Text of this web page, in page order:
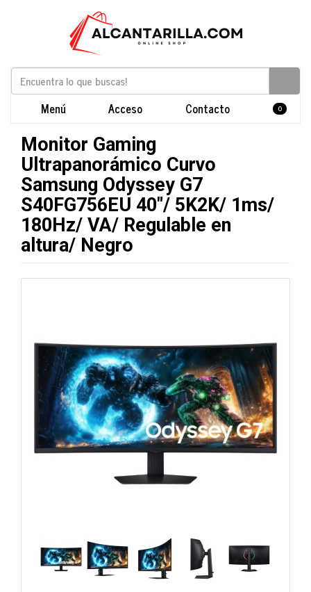
Menú Acceso Contacto 0
Monitor Gaming
Ultrapanorámico Curvo
Samsung Odyssey G7
S40FG756EU 40"/ 5K2K/ 1ms/
180Hz/ VA/ Regulable en
altura/ Negro